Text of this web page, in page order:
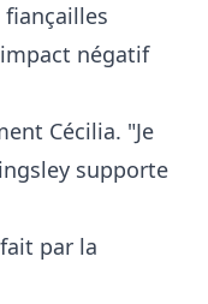
négatif
Cécilia. "Je
supporte
par la